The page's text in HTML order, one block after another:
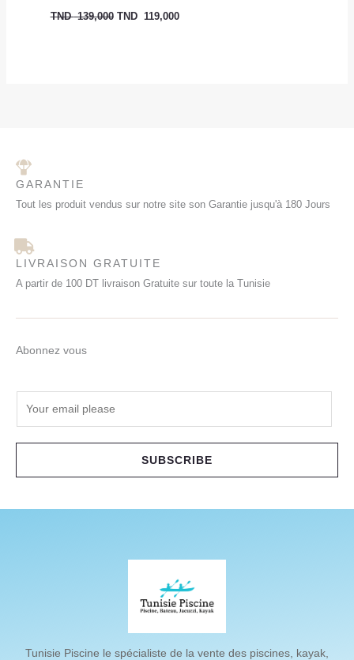
TND139,000 TND 119,000
GARANTIE
Tout les produit vendus sur notre site son Garantie jusqu'à 180 Jours
LIVRAISON GRATUITE
A partir de 100 DT livraison Gratuite sur toute la Tunisie
Abonnez vous
SUBSCRIBE
Tunisie Piscine le spécialiste de la vente des piscines, kayak,